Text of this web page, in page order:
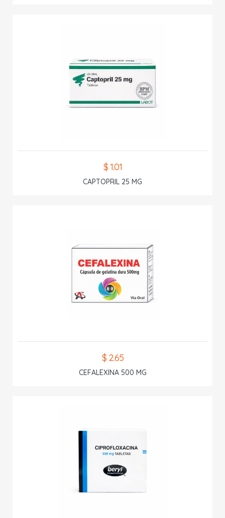
$ 1.01
CAPTOPRIL 25 MG
$ 2.65
CEFALEXINA 500 MG